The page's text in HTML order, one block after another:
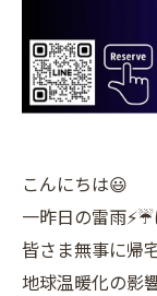
こんにちは😃
一昨日の雷雨
皆さま無事に帰
地球温暖化の影